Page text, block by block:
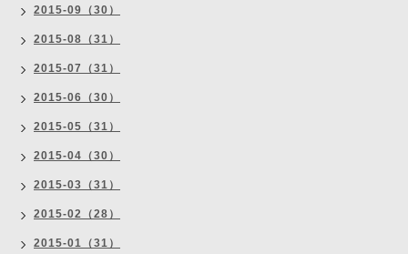
2015-09（30）
2015-08（31）
2015-07（31）
2015-06（30）
2015-05（31）
2015-04（30）
2015-03（31）
2015-02（28）
2015-01（31）